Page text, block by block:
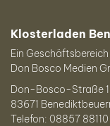
Klosterladen
Ein
Don Bosco Medien
Don-Bosco-Straße 1
83671
Telefon: 08857 88110